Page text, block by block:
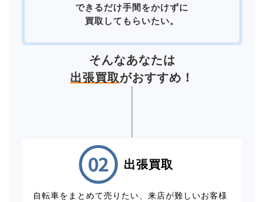
できるだけ手間をかけずに
買取してもらいたい。
そんなあなたは
出張買取がおすすめ！
出張買取
自転車をまとめて売りたい、来店が難しいお客様